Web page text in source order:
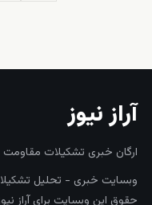
آراز نیوز
ارگان خبری تشکیلات مقاومت
وبسایت خبری - تحلیل
حقوق این وبسایت برای آراز